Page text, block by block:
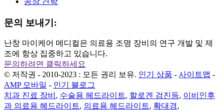
문의 보내기:
난창 마이케어 메디컬은 의료용 조명 장비의 연구 개발 및 제
조에 항상 집중하고 있습니다.
문의하려면 클릭하세요
© 저작권 - 2010-2023 : 모든 권리 보유. 인기 상품 - 사이트맵 -
AMP 모바일 - 인기 블로그
치과 진료 장비 , 수술용 헤드라이트, 할로겐 검진등, 이비인후
과 의료용 헤드라이트, 의료용 헤드라이트, 확대경,